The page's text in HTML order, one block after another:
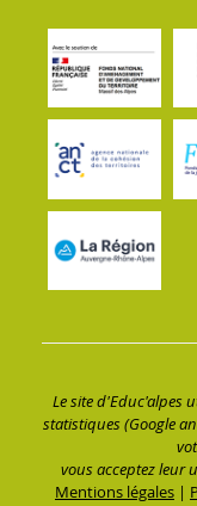
Le site d'Educ'alpes
statistiques (Google
vous acceptez leur
Mentions légales |